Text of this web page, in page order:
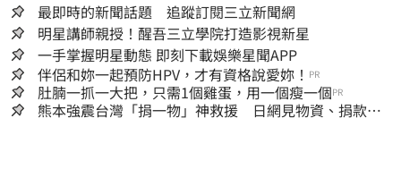
最即時的新聞話題 追蹤訂閱三立新聞網
明星講師親授！醒吾三立學院打造影視新星
一手掌握明星動態 即刻下載娛樂星聞APP
伴侶和妳一起預防HPV，才有資格說愛妳！ PR
肚腩一抓一大把，只需1個雞蛋，用一個瘦一個PR
熊本強震台灣「捐一物」神救援 日網見物資、捐款